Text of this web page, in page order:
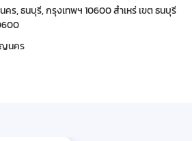
ร, ธนบุรี, กรุงเทพฯ 10600 สำเหร่ เขต ธนบุรี
ญนคร